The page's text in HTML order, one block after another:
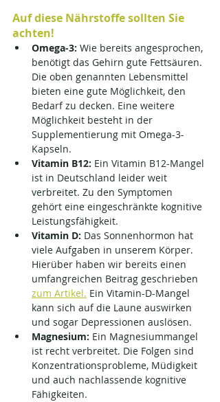
Auf diese Nährstoffe sollten Sie
achten!
Omega-3: Wie bereits angesprochen,
benötigt das Gehirn gute Fettsäuren.
Die oben genannten Lebensmittel
bieten eine gute Möglichkeit, den
Bedarf zu decken. Eine weitere
Möglichkeit besteht in der
Supplementierung mit Omega-3-
Kapseln.
Vitamin B12: Ein Vitamin B12-Mangel
ist in Deutschland leider weit
verbreitet. Zu den Symptomen
gehört eine eingeschränkte kognitive
Leistungsfähigkeit.
Vitamin D: Das Sonnenhormon hat
viele Aufgaben in unserem Körper.
Hierüber haben wir bereits einen
umfangreichen Beitrag geschrieben
zum Artikel. Ein Vitamin-D-Mangel
kann sich auf die Laune auswirken
und sogar Depressionen auslösen.
Magnesium: Ein Magnesiummangel
ist recht verbreitet. Die Folgen sind
Konzentrationsprobleme, Müdigkeit
und auch nachlassende kognitive
Fähigkeiten.